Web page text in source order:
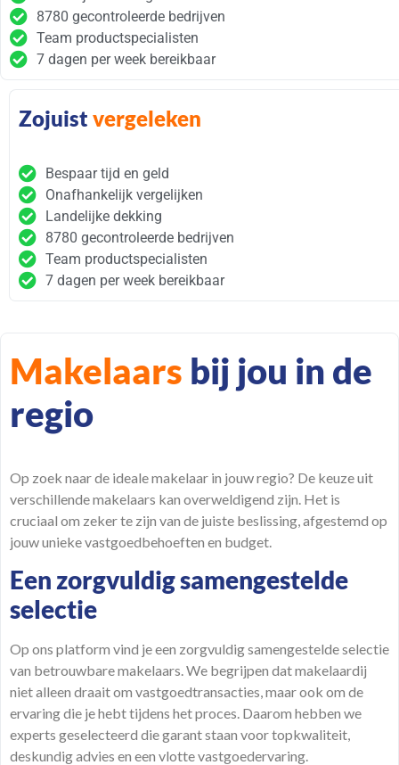
8780 gecontroleerde bedrijven
Team productspecialisten
7 dagen per week bereikbaar
Zojuist vergeleken
Bespaar tijd en geld
Onafhankelijk vergelijken
Landelijke dekking
8780 gecontroleerde bedrijven
Team productspecialisten
7 dagen per week bereikbaar
Makelaars bij jou in de
regio
Op zoek naar de ideale makelaar in jouwregio? De keuze uit
verschillende makelaars kan overweldigend zijn. Het is
cruciaal om zeker te zijn van de juiste beslissing, afgestemd op
jouw unieke vastgoedbehoeften en budget.
Een zorgvuldig samengestelde
selectie
Op ons platform vind je een zorgvuldig samengestelde selectie
van betrouwbare makelaars. We begrijpen dat makelaardij
niet alleen draait om vastgoedtransacties, maar ook om de
ervaring die je hebt tijdens het proces. Daarom hebben we
experts geselecteerd die garant staan voor topkwaliteit,
deskundig advies en een vlotte vastgoedervaring.